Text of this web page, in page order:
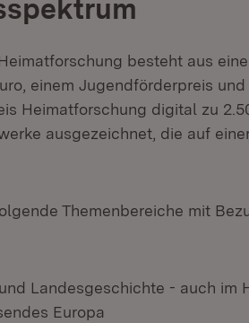
besteht aus
einem Jugendförderpreis
Heimatforschung digital zu
ausgezeichnet, die auf
Themenbereiche mit
Landesgeschichte - auch im
Europa